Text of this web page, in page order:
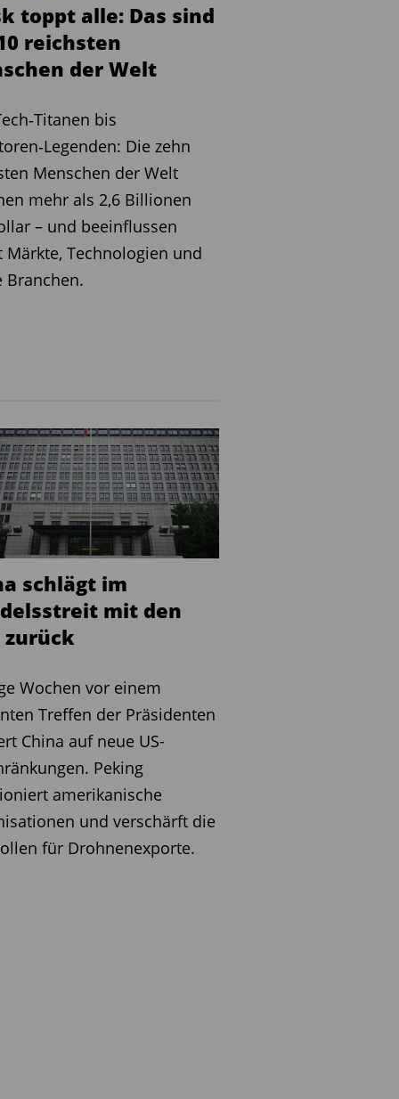
toppt alle: Das sind
reichsten
der Welt
bis
Die zehn
Menschen der Welt
mehr als 2,6 Billionen
– und beeinflussen
Märkte, Technologien und
Branchen.
schlägt im
mit den
zurück
Wochen vor einem
Treffen der Präsidenten
China auf neue US-
Peking
amerikanische
und verschärft die
für Drohnenexporte.